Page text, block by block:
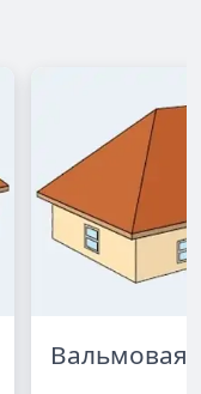
Вальмовая